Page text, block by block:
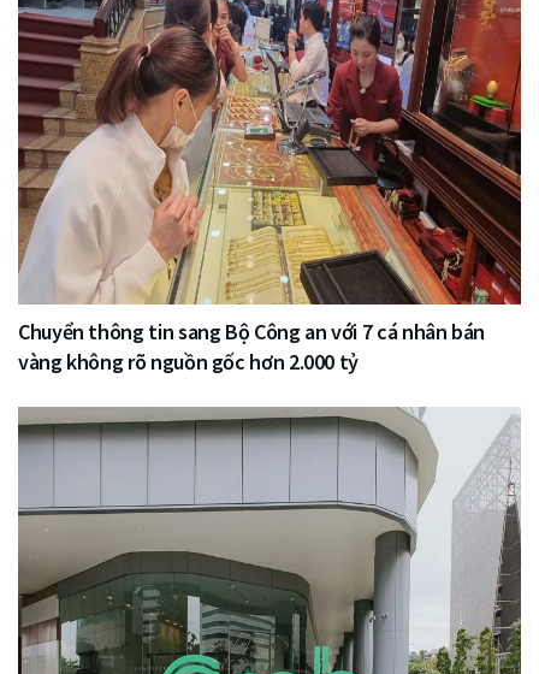
Chuyển thông tin sang Bộ Công an với 7 cá nhân bán
vàng không rõ nguồn gốc hơn 2.000 tỷ